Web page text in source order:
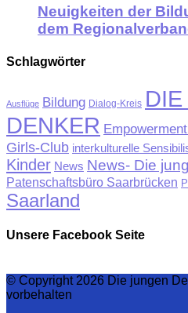
Neuigkeiten der
dem
Schlagwörter
Ausflüge Bildung Dialog-Kreis
DENKER
Girls-Club interkulturelle
Kinder News News- Die
Patenschaftsbüro Saarbrücken
Saarland
Unsere Facebook Seite
© Copyright 2026 Die jungen
vorbehalten